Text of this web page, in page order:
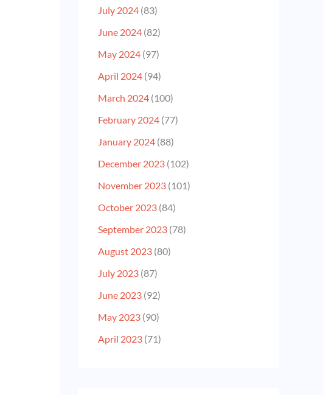
July 2024 (83)
June 2024 (82)
May 2024 (97)
April 2024 (94)
March 2024 (100)
February 2024 (77)
January 2024 (88)
December 2023 (102)
November 2023 (101)
October 2023 (84)
September 2023 (78)
August 2023 (80)
July 2023 (87)
June 2023 (92)
May 2023 (90)
April 2023 (71)